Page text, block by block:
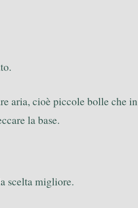
aria, cioè piccole bolle che
la base.
scelta migliore.